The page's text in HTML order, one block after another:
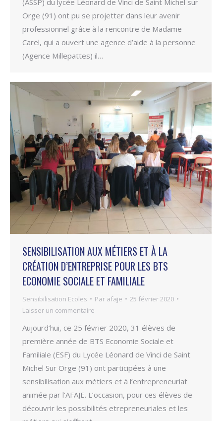
Orge (91) ont pu se projetter dans leur avenir
professionnel grâce à la rencontre de Madame
Carel, qui a ouvert une agence d’aide à la personne
(Agence Millepattes) il…
SENSIBILISATION AUX MÉTIERS ET À LA
CRÉATION D’ENTREPRISE POUR LES BTS
ECONOMIE SOCIALE ET FAMILIALE
Sensibilisation Ecoles Par afaje
25 février 2020
Laisser un commentaire
Aujourd’hui, ce 25 février 2020, 31 élèves de
première année de BTS Economie Sociale et
Familiale (ESF) du Lycée Léonard de Vinci de Saint
Michel Sur Orge (91) ont participées à une
sensibilisation aux métiers et à l’entrepreneuriat
animée par l’AFAJE. L’occasion, pour ces élèves de
découvrir les possibilités etrepreneuriales et les